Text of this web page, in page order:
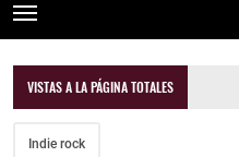
VISTAS A LA PÁGINA TOTALES
Indie rock